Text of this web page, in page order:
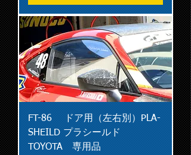
FT-86 ドア用（左右別）PLA-
SHEILD プラシールド
TOYOTA 専用品